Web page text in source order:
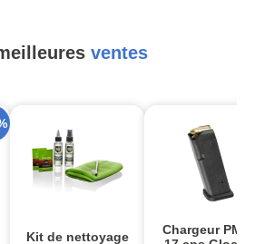
ventes
Kit de nettoyage
Chargeur